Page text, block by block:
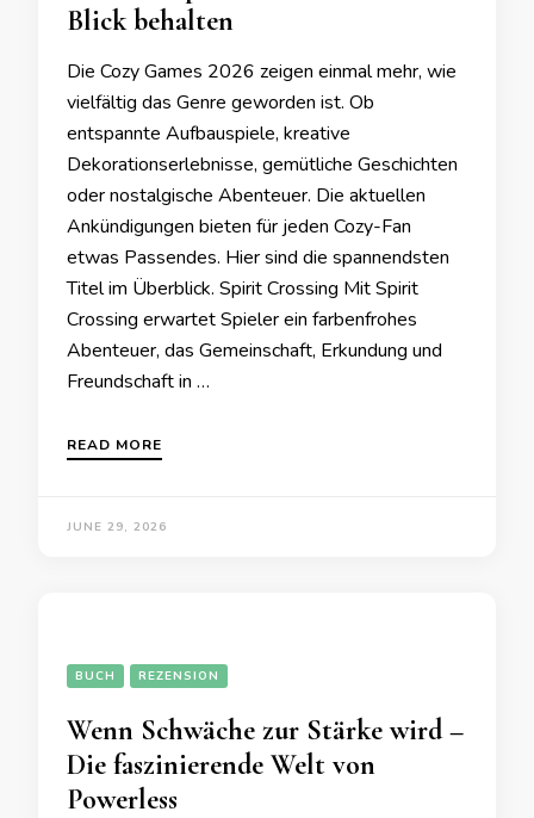
Blick behalten
Die Cozy Games 2026 zeigen einmal mehr, wie
vielfältig das Genre geworden ist. Ob
entspannte Aufbauspiele, kreative
Dekorationserlebnisse, gemütliche Geschichten
oder nostalgische Abenteuer. Die aktuellen
Ankündigungen bieten für jeden Cozy-Fan
etwas Passendes. Hier sind die spannendsten
Titel im Überblick. Spirit Crossing Mit Spirit
Crossing erwartet Spieler ein farbenfrohes
Abenteuer, das Gemeinschaft, Erkundung und
Freundschaft in …
READ MORE
JUNE 29, 2026
BUCH REZENSION
Wenn Schwäche zur Stärke wird –
Die faszinierende Welt von
Powerless